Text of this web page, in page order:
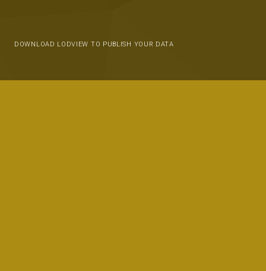
DOWNLOAD LODVIEW TO PUBLISH YOUR DATA